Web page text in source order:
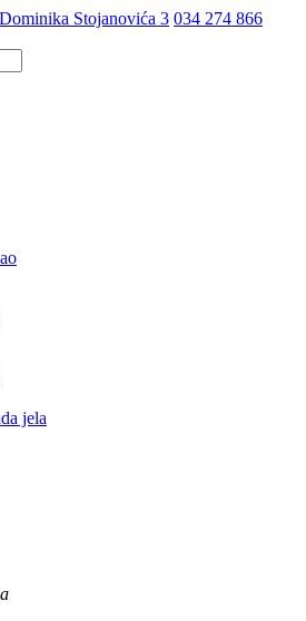
Stojanovića 3 034 274 866
jela